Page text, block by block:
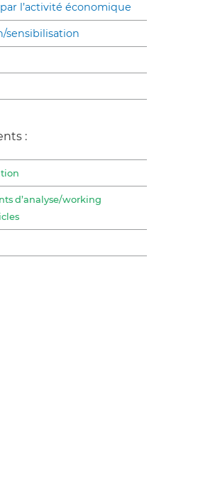
l’activité économique
sensibilisation
:
d’analyse/working